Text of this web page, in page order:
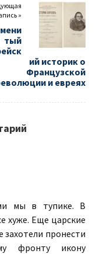
»
тый
ий историк о
Французской
и евреях
мы в тупике. В
хуже. Еще царские
пронести
фронту икону